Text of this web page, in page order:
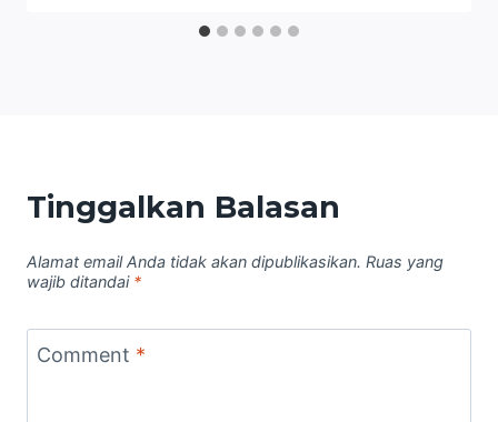
Tinggalkan Balasan
Alamat email Anda tidak akan dipublikasikan. Ruas yang
wajib ditandai *
Comment *